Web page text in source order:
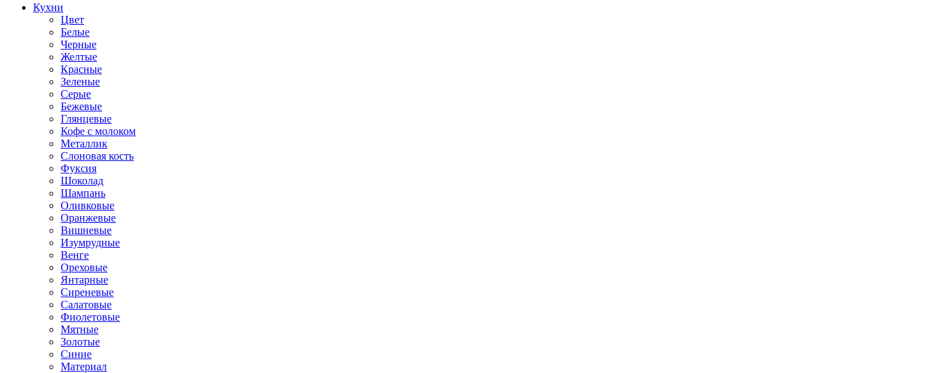
Кухни
Цвет
Белые
Черные
Желтые
Красные
Зеленые
Серые
Бежевые
Глянцевые
Кофе с молоком
Металлик
Слоновая кость
Фуксия
Шоколад
Шампань
Оливковые
Оранжевые
Вишневые
Изумрудные
Венге
Ореховые
Янтарные
Сиреневые
Салатовые
Фиолетовые
Мятные
Золотые
Синие
Материал